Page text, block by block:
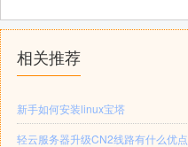
相关推荐
新手如何安装linux宝塔
轻云服务器升级CN2线路有什么优点